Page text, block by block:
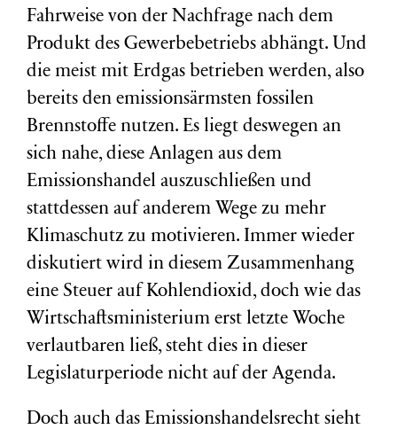
Fahrweise von der Nachfrage nach dem
Produkt des Gewerbebetriebs abhängt. Und
die meist mit Erdgas betrieben werden, also
bereits den emissionsärmsten fossilen
Brennstoffe nutzen. Es liegt deswegen an
sich nahe, diese Anlagen aus dem
Emissionshandel auszuschließen und
stattdessen auf anderem Wege zu mehr
Klimaschutz zu motivieren. Immer wieder
diskutiert wird in diesem Zusammenhang
eine Steuer auf Kohlendioxid, doch wie das
Wirtschaftsministerium erst letzte Woche
verlautbaren ließ, steht dies in dieser
Legislaturperiode nicht auf der Agenda.
Doch auch das Emissionshandelsrecht sieht